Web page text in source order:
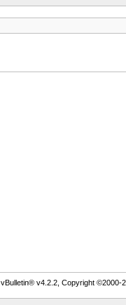
vBulletin® v4.2.2, Copyright ©2000-